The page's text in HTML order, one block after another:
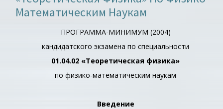
Математическим Наукам
ПРОГРАММА-МИНИМУМ (2004)
кандидатского экзамена по специальности
01.04.02 «Теоретическая физика»
по физико-математическим наукам
Введение